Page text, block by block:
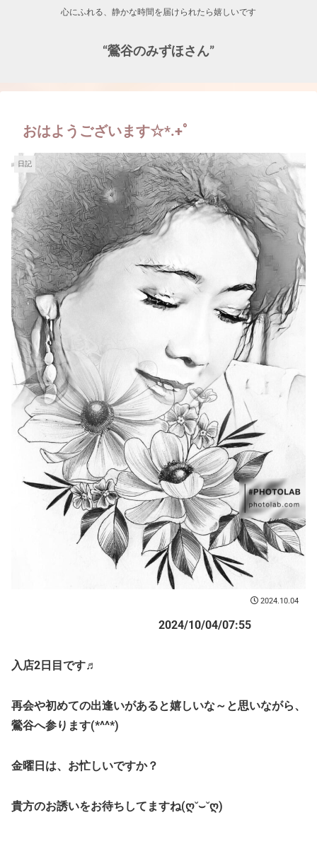
心にふれる、静かな時間を届けられたら嬉しいです
“鶯谷のみずほさん”
おはようございます☆*.+ﾟ
日記
2024.10.04
2024/10/04/07:55
入店2日目です♬
再会や初めての出逢いがあると嬉しいな～と思いながら、
鶯谷へ参ります(*^^*)
金曜日は、お忙しいですか？
貴方のお誘いをお待ちしてますね(ღ˘⌣˘ღ)